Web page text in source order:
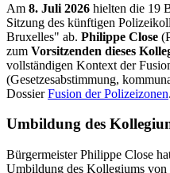
Am 8. Juli 2026 hielten die 19
Sitzung des künftigen
Bruxelles" ab. Philippe Close
zum Vorsitzenden dieses
vollständigen Kontext der
(Gesetzesabstimmung,
DossierFusion der Polizeizonen.
Umbildung des
Bürgermeister Philippe Close
Umbildung des Kollegiums von